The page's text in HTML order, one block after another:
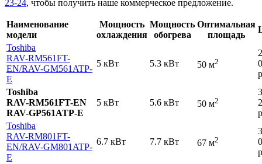
23-24, чтобы получить наше коммерческое предложение.
Наименование
модели
Мощность
охлаждения
Мощность
обогрева
Оптимальная
площадь
Toshiba
RAV-RM561FT-
EN/RAV-GM561ATP-
E
5 кВт 5.3 кВт 50 м2
Toshiba
RAV-RM561FT-EN
RAV-GP561ATP-E
5 кВт 5.6 кВт 50 м2
Toshiba
RAV-RM801FT-
EN/RAV-GM801ATP-
E
6.7 кВт 7.7 кВт 67 м2